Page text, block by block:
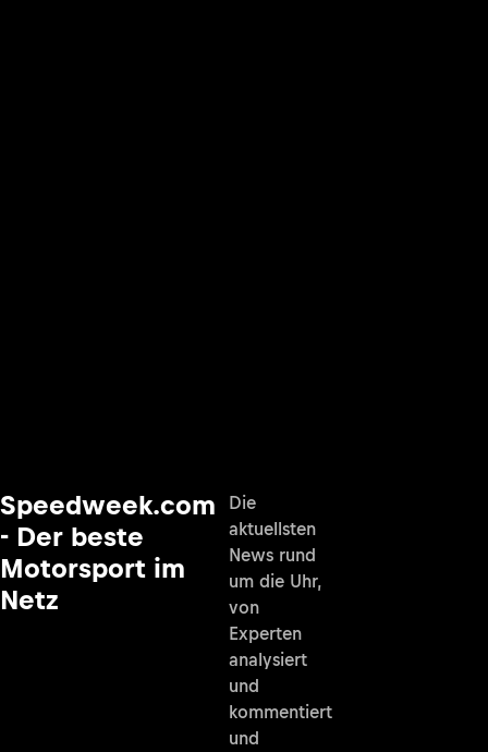
Speedweek.com
- Der beste
Motorsport im
Netz
Die
aktuellsten
News rund
um die Uhr,
von
Experten
analysiert
und
kommentiert
und